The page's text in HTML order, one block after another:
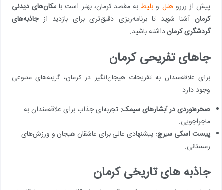
پیش از رزروهتل و بلیط به مقصد کرمان، بهتر است با مکان‌های دیدنی
کرمان آشنا شوید تا برنامه‌ریزی دقیق‌تری برای بازدید ازجاذبه‌های
گردشگری کرمانداشته باشید.
جاهای تفریحی کرمان
برای علاقه‌مندان به تفریحات هیجان‌انگیز در کرمان، گزینه‌های متنوعی
وجود دارد.
صخره‌نوردی در آبشارهای سیمک: تجربه‌ای جذاب برای علاقه‌مندان به
ماجراجویی.
پیست اسکی سیرچ: پیشنهادی عالی برای عاشقان هیجان و ورزش‌های
زمستانی.
جاذبه های تاریخی کرمان